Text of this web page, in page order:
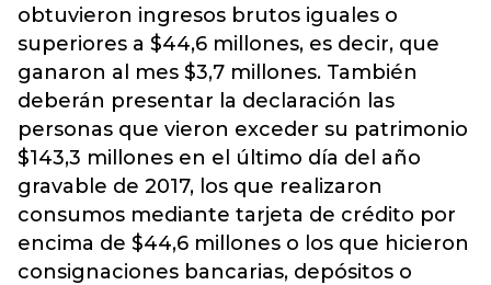
obtuvieron ingresos brutos iguales o
superiores a $44,6 millones, es decir, que
ganaron al mes $3,7 millones. También
deberán presentar la declaración las
personas que vieron exceder su patrimonio
$143,3 millones en el último día del año
gravable de 2017, los que realizaron
consumos mediante tarjeta de crédito por
encima de $44,6 millones o los que hicieron
consignaciones bancarias, depósitos o